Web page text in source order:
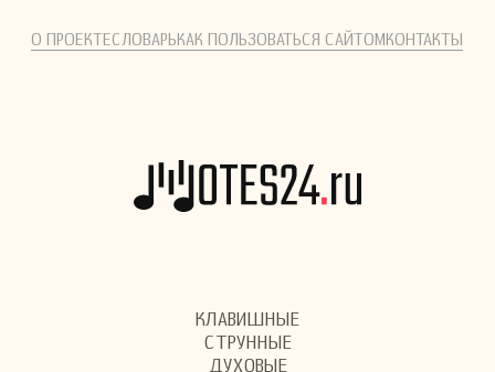
О ПРОЕКТЕСЛОВАРЬКАК ПОЛЬЗОВАТЬСЯ САЙТОМКОНТАКТЫ
КЛАВИШНЫЕ
СТРУННЫЕ
ДУХОВЫЕ